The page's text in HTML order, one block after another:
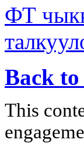
ФТ
Back
This